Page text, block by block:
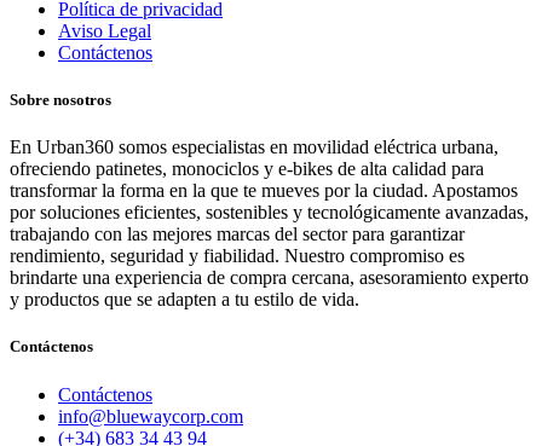
Política de privacidad
Aviso Legal
Contáctenos
Sobre nosotros
En Urban360 somos especialistas en movilidad eléctrica urbana,
ofreciendo patinetes, monociclos y e-bikes de alta calidad para
transformar la forma en la que te mueves por la ciudad. Apostamos
por soluciones eficientes, sostenibles y tecnológicamente avanzadas,
trabajando con las mejores marcas del sector para garantizar
rendimiento, seguridad y fiabilidad. Nuestro compromiso es
brindarte una experiencia de compra cercana, asesoramiento experto
y productos que se adapten a tu estilo de vida.
Contáctenos
Contáctenos
info@bluewaycorp.com
(+34) 683 34 43 94